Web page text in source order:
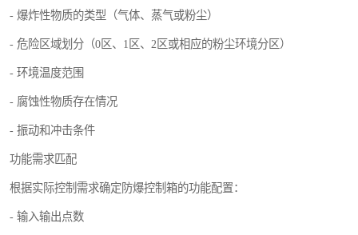
- 爆炸性物质的类型（气体、蒸气或粉尘）
- 危险区域划分（0区、1区、2区或相应的粉尘环境分区）
- 环境温度范围
- 腐蚀性物质存在情况
- 振动和冲击条件
功能需求匹配
根据实际控制需求确定防爆控制箱的功能配置：
- 输入输出点数